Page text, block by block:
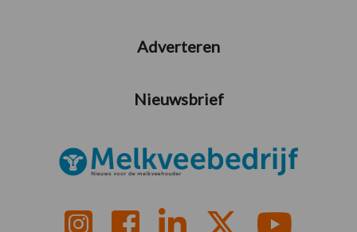
Adverteren
Nieuwsbrief